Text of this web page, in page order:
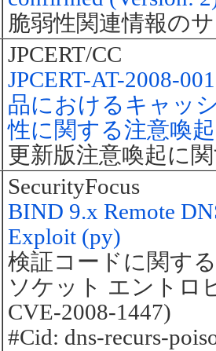
脆弱性関連情報の
JPCERT/CC
JPCERT-AT-2008-
品におけるキャッ
性に関する注意喚起
更新版注意喚起に
SecurityFocus
BIND 9.x Remote
Exploit (py)
検証コードに関す
ソケット エントロ
CVE-2008-1447)
#Cid: dns-recurs-